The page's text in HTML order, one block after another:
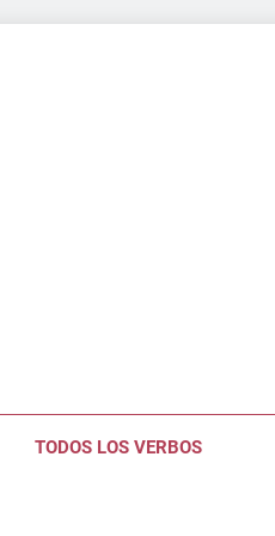
TODOS LOS VERBOS